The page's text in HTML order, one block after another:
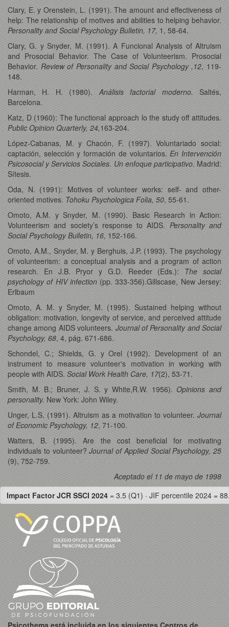
Clary, E. y Orenstein, L. (1991). The amount and effectiveness of
help: The relationship of motives and abilities to helping behavior.
Personality and Social Psychology Bulletin, 17, 1, 58-64.
Clary, G. y Snyder, M. (1991). A Funcional Analysis of Altruism
and Prosocial Behavior. The Case of Volunteerism. Prosocial
Behavior. Review of Personality and Social Psychology ,12, 119-
148.
Harman, H. H. (1980). Análisis factorial moderno. Saltés,
Barcelona.
Katz, D (1960): The functional approach lo the study off attitudes.
Public Opinion Quarterly, 24,163-204.
López-Cabanas, M. y Chacón, F. (1997). Voluntariado social:
captación, selección y formación de voluntarios. En Intervención
Psicosocial y Servicios Sociales. Un enfoque participativo. Madrid:
Sítesis.
Oda, N. (1991): Motives of volunteer works: self- and other-
oriented motives. Tohoku Psychologica Folia, 50, 55-61.
Omoto, A.M. y Snyder, M. (1990). Basic Research in Action:
Volunteerism and society’s response to AIDS. Personality and
Social Psychology Bulletin, 16, 152-166.
Omoto, A.M., Snyder, M. y Berghuis, J.P. (1993). The psychology
of volunteerism: a conceptual analysis and a program of action
research. En J.B. Pryor y G.D. Reeder (Eds.): The social
psychology of HIV infection(pp. 333-356).Gillscase, New Jersey:
Erlbaum
Omoto, A. M. y Snyder, M. (1995). Sustained helping without
obligation: motivation, longevity of service, and perceived attitude
change among AIDS volunteers. Journal of Personality and Social
Psychology, 68, 4, pág. 671-686.
Schondel, C.; Shields, G. y Orel (1992). Development of an
instrument to measure volunteer's motivation in working with
people with AIDS. Social Work Health Care, 17(2), 53-71.
Smith, M. B.; Bruner, J. S. y White,R.W. 1956). Opinions and
personality. New York: John Wiley.
Unger, L.S. (1991). Altruism as a motivation to volunteer. Journal
of Economic Psychology, 12, 71-100.
Watters, B. (1995). Are the cost beneficial for motivating
individuals to volunteer?Journal of Applied Social Psychology, 25
(9), 752-759.
Aceptado el 11 de mayo de 1998
Impact Factor JCR SSCI 2024 = 3.5 (Q1) · JIF percentile 2024 =
Psicothema está incluida en los siguientes Centros de